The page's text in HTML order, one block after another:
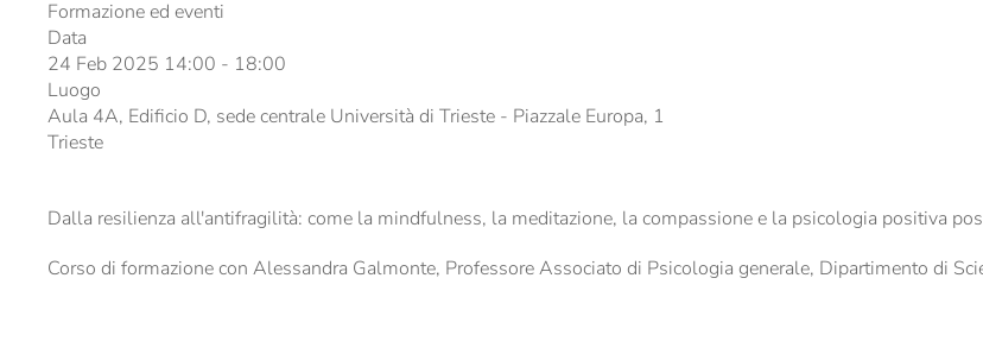
Formazione ed eventi
Data
24 Feb 2025 14:00 - 18:00
Luogo
Aula 4A, Edificio D, sede centrale Università di Trieste - Piazzale Europa, 1
Trieste
Dalla resilienza all'antifragilità: come la mindfulness, la meditazione, la compassione e la psicologia positiva
Corso di formazione con Alessandra Galmonte, Professore Associato di Psicologia generale, Dipartimento di